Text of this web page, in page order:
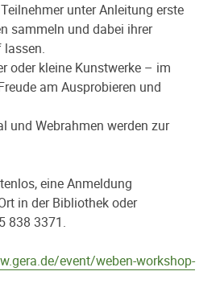
unter Anleitung erste
sammeln und dabei ihrer
oder kleine Kunstwerke – im
am Ausprobieren und
und Webrahmen werden zur
eine Anmeldung
in der Bibliothek oder
838 3371.
event/weben-workshop-